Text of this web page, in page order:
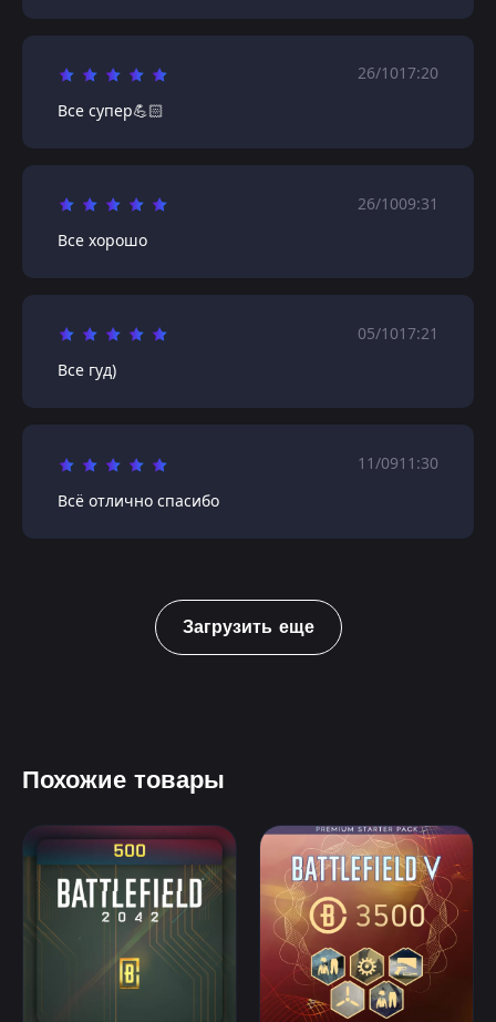
26/1017:20
Все супер💪🏻
26/1009:31
Все хорошо
05/1017:21
Все гуд)
11/0911:30
Всё отлично спасибо
Загрузить еще
Похожие товары